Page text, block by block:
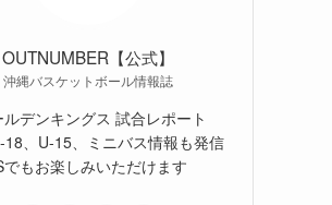
OUTNUMBER【公式】
沖縄バスケットボール情報誌
デンキングス 試合レポート
18、U-15、ミニバス情報も発信
もお楽しみいただけます